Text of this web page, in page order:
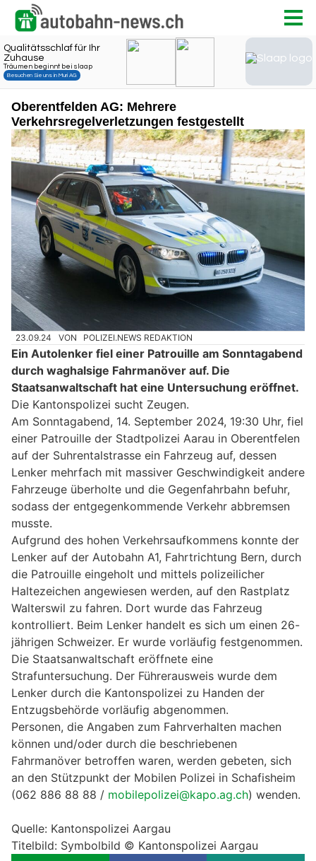
Oberentfelden AG: Mehrere
Verkehrsregelverletzungen festgestellt
23.09.24 VON POLIZEI.NEWS REDAKTION
Ein Autolenker fiel einer Patrouille am Sonntagabend
durch waghalsige Fahrmanöver auf. Die
Staatsanwaltschaft hat eine Untersuchung eröffnet.
Die Kantonspolizei sucht Zeugen.
Am Sonntagabend, 14. September 2024, 19:30 Uhr, fiel
einer Patrouille der Stadtpolizei Aarau in Oberentfelen
auf der Suhrentalstrasse ein Fahrzeug auf, dessen
Lenker mehrfach mit massiver Geschwindigkeit andere
Fahrzeuge überholte und die Gegenfahrbahn befuhr,
sodass der entgegenkommende Verkehr abbremsen
musste.
Aufgrund des hohen Verkehrsaufkommens konnte der
Lenker auf der Autobahn A1, Fahrtrichtung Bern, durch
die Patrouille eingeholt und mittels polizeilicher
Haltezeichen angewiesen werden, auf den Rastplatz
Walterswil zu fahren. Dort wurde das Fahrzeug
kontrolliert. Beim Lenker handelt es sich um einen 26-
jährigen Schweizer. Er wurde vorläufig festgenommen.
Die Staatsanwaltschaft eröffnete eine
Strafuntersuchung. Der Führerausweis wurde dem
Lenker durch die Kantonspolizei zu Handen der
Entzugsbehörde vorläufig abgenommen.
Personen, die Angaben zum Fahrverhalten machen
können und/oder durch die beschriebenen
Fahrmanöver betroffen waren, werden gebeten, sich
an den Stützpunkt der Mobilen Polizei in Schafisheim
(062 886 88 88 / mobilepolizei@kapo.ag.ch) wenden.
Quelle: Kantonspolizei Aargau
Titelbild: Symbolbild © Kantonspolizei Aargau